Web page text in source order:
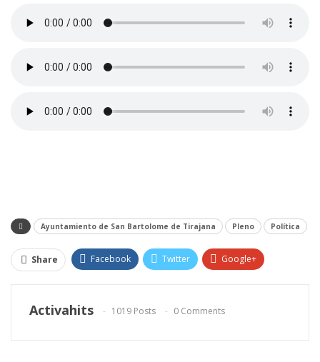
Ayuntamiento de San Bartolome de Tirajana Pleno Política
Share Facebook Twitter Google+
Email
Activahits 1019 Posts 0 Comments